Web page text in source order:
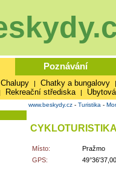
Poznávání
Chalupy | Chatky a bungalovy |
Rekreační střediska |
www.beskydy.cz- Turistika -
Místo:
Pražmo
GPS: